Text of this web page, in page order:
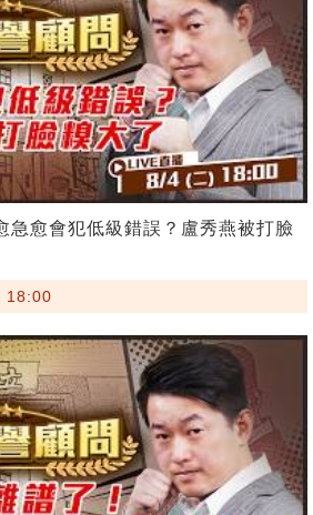
急愈會犯低級錯誤？盧秀燕被打臉
18:00